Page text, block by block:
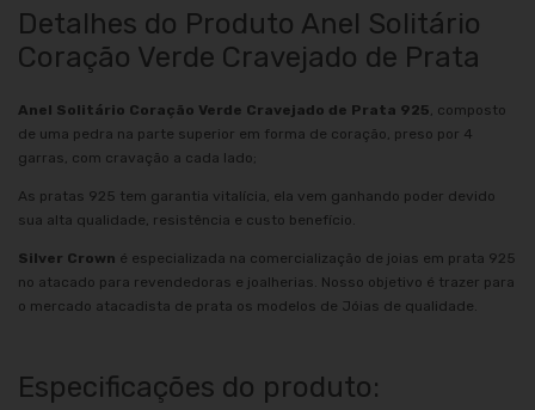
Detalhes do Produto Anel Solitário
Coração Verde Cravejado de Prata
Anel Solitário Coração Verde Cravejado de Prata 925, composto
de uma pedra na parte superior em forma de coração, preso por 4
garras, com cravação a cada lado;
As pratas 925 tem garantia vitalícia, ela vem ganhando poder devido
sua alta qualidade, resistência e custo benefício.
Silver Crown é especializada na comercialização de joias em prata 925
no atacado para revendedoras e joalherias. Nosso objetivo é trazer para
o mercado atacadista de prata os modelos de Jóias de qualidade.
Especificações do produto: